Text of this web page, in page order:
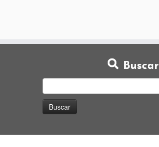
Buscar